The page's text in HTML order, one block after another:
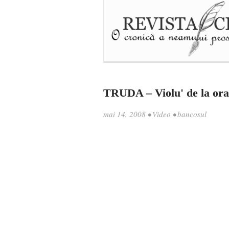
TRUDA – Violu' de la
mai 14, 2008 •Video •bancosul